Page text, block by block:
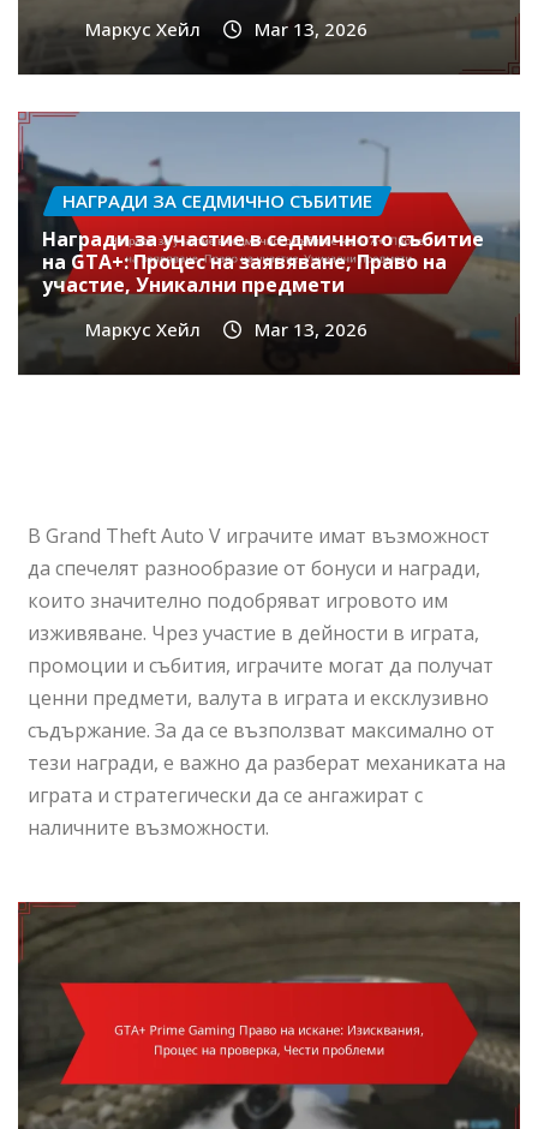
Маркус Хейл Mar 13, 2026
НАГРАДИ ЗА СЕДМИЧНО СЪБИТИЕ
Награди за участие в седмичното събитие
на GTA+: Процес на заявяване, Право на
участие, Уникални предмети
Маркус Хейл Mar 13, 2026
В Grand Theft Auto V играчите имат възможност
да спечелят разнообразие от бонуси и награди,
които значително подобряват игровото им
изживяване. Чрез участие в дейности в играта,
промоции и събития, играчите могат да получат
ценни предмети, валута в играта и ексклузивно
съдържание. За да се възползват максимално от
тези награди, е важно да разберат механиката на
играта и стратегически да се ангажират с
наличните възможности.